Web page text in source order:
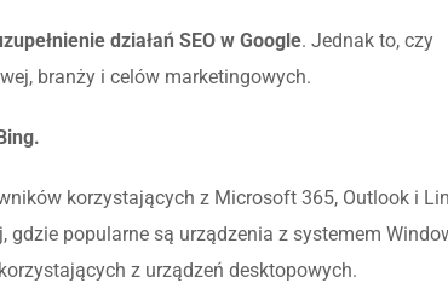
działań SEO w Google. Jednak to, czy
branży i celów marketingowych.
korzystających z Microsoft 365, Outlook i
popularne są urządzenia z systemem
z urządzeń desktopowych.